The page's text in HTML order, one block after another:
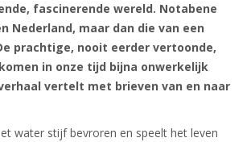
fascinerende wereld. Notabene
Nederland, maar dan die van een
prachtige, nooit eerder vertoonde,
in onze tijd bijna onwerkelijk
vertelt met brieven van en naar
water stijf bevroren en speelt het leven